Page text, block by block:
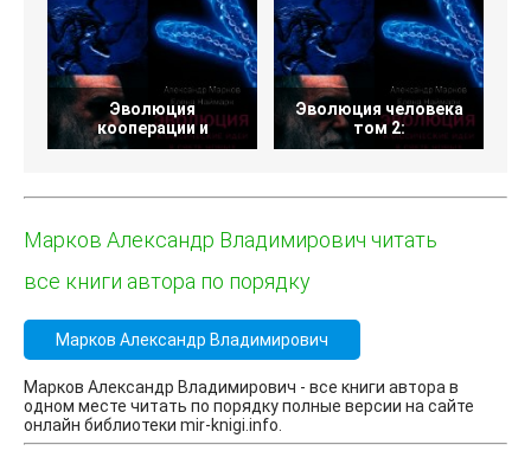
Эволюция
кооперации и
Эволюция человека
том 2:
Марков Александр Владимирович читать
все книги автора по порядку
Марков Александр Владимирович
Марков Александр Владимирович - все книги автора в
одном месте читать по порядку полные версии на сайте
онлайн библиотеки mir-knigi.info.